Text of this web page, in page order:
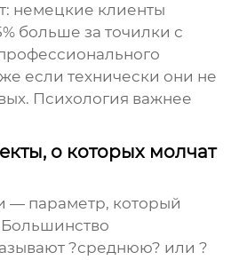
немецкие клиенты
больше за точилки с
если технически они не
Психология важнее
о которых молчат
— параметр, который
Большинство
?среднюю? или ?